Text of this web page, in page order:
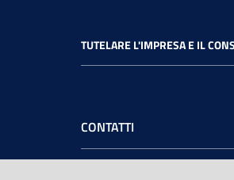
TUTELARE L'IMPRESA E IL
CONTATTI